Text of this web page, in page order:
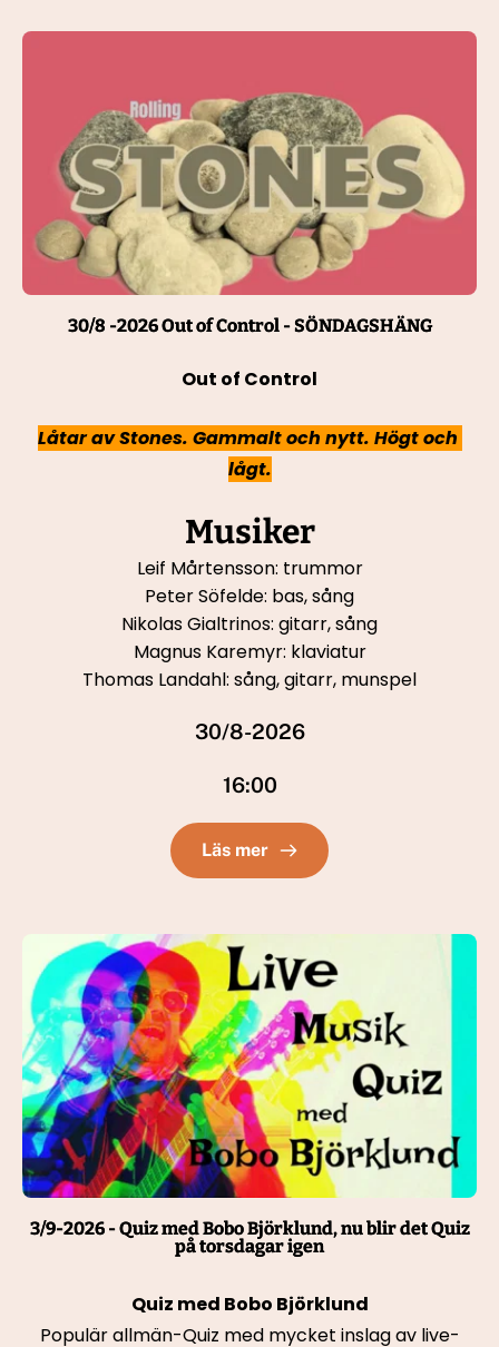
30/8 -2026 Out of Control - SÖNDAGSHÄNG
Out of Control
Låtar av Stones. Gammalt och nytt. Högt och
lågt.
Musiker
Leif Mårtensson: trummor
Peter Söfelde: bas, sång
Nikolas Gialtrinos: gitarr, sång
Magnus Karemyr: klaviatur
Thomas Landahl: sång, gitarr, munspel
30/8-2026
16:00
Läs mer
3/9-2026 - Quiz med Bobo Björklund, nu blir det Quiz
på torsdagar igen
Quiz med Bobo Björklund
Populär allmän-Quiz med mycket inslag av live-